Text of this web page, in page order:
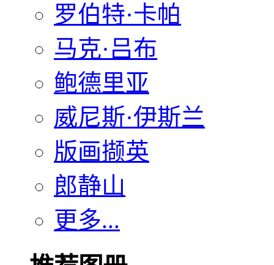
罗伯特·卡帕
马克·吕布
鲍德里亚
威尼斯·伊斯兰
版画撷英
郎静山
更多...